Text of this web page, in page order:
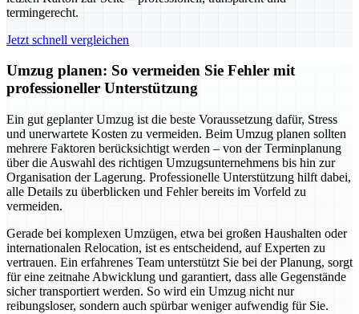
termingerecht.
Jetzt schnell vergleichen
Umzug planen: So vermeiden Sie Fehler mit
professioneller Unterstützung
Ein gut geplanter Umzug ist die beste Voraussetzung dafür, Stress
und unerwartete Kosten zu vermeiden. Beim Umzug planen sollten
mehrere Faktoren berücksichtigt werden – von der Terminplanung
über die Auswahl des richtigen Umzugsunternehmens bis hin zur
Organisation der Lagerung. Professionelle Unterstützung hilft dabei,
alle Details zu überblicken und Fehler bereits im Vorfeld zu
vermeiden.
Gerade bei komplexen Umzügen, etwa bei großen Haushalten oder
internationalen Relocation, ist es entscheidend, auf Experten zu
vertrauen. Ein erfahrenes Team unterstützt Sie bei der Planung, sorgt
für eine zeitnahe Abwicklung und garantiert, dass alle Gegenstände
sicher transportiert werden. So wird ein Umzug nicht nur
reibungsloser, sondern auch spürbar weniger aufwendig für Sie.